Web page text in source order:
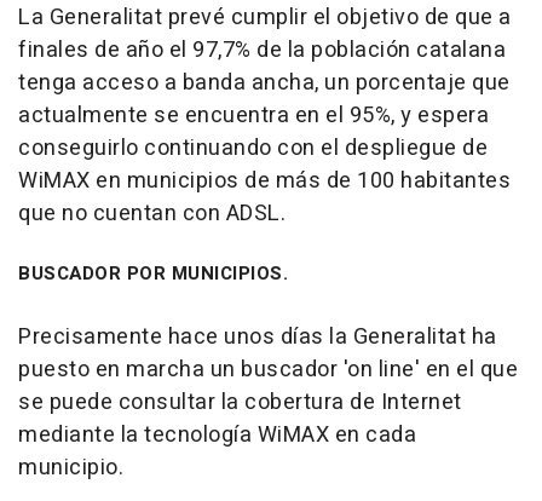
La Generalitat prevé cumplir el objetivo de que a
finales de año el 97,7% de la población catalana
tenga acceso a banda ancha, un porcentaje que
actualmente se encuentra en el 95%, y espera
conseguirlo continuando con el despliegue de
WiMAX en municipios de más de 100 habitantes
que no cuentan con ADSL.
BUSCADOR POR MUNICIPIOS.
Precisamente hace unos días la Generalitat ha
puesto en marcha un buscador 'on line' en el que
se puede consultar la cobertura de Internet
mediante la tecnología WiMAX en cada
municipio.